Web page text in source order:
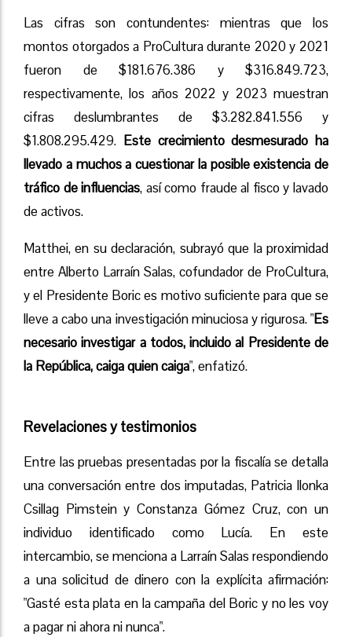
Las cifras son contundentes: mientras que los
montos otorgados a ProCultura durante 2020 y 2021
fueron de $181.676.386 y $316.849.723,
respectivamente, los años 2022 y 2023 muestran
cifras deslumbrantes de $3.282.841.556 y
$1.808.295.429. Este crecimiento desmesurado ha
llevado a muchos a cuestionar la posible existencia de
tráfico de influencias, así como fraude al fisco y lavado
de activos.
Matthei, en su declaración, subrayó que la proximidad
entre Alberto Larraín Salas, cofundador de ProCultura,
y el Presidente Boric es motivo suficiente para que se
lleve a cabo una investigación minuciosa y rigurosa. "Es
necesario investigar a todos, incluido al Presidente de
la República, caiga quien caiga", enfatizó.
Revelaciones y testimonios
Entre las pruebas presentadas por la fiscalía se detalla
una conversación entre dos imputadas, Patricia Ilonka
Csillag Pimstein y Constanza Gómez Cruz, con un
individuo identificado como Lucía. En este
intercambio, se menciona a Larraín Salas respondiendo
a una solicitud de dinero con la explícita afirmación:
"Gasté esta plata en la campaña del Boric y no les voy
a pagar ni ahora ni nunca".